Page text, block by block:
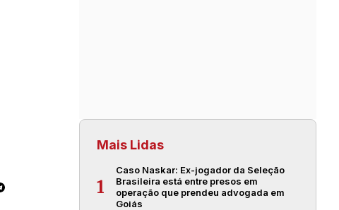
Mais Lidas
1
Caso Naskar: Ex-jogador da Seleção
Brasileira está entre presos em
operação que prendeu advogada em
Goiás